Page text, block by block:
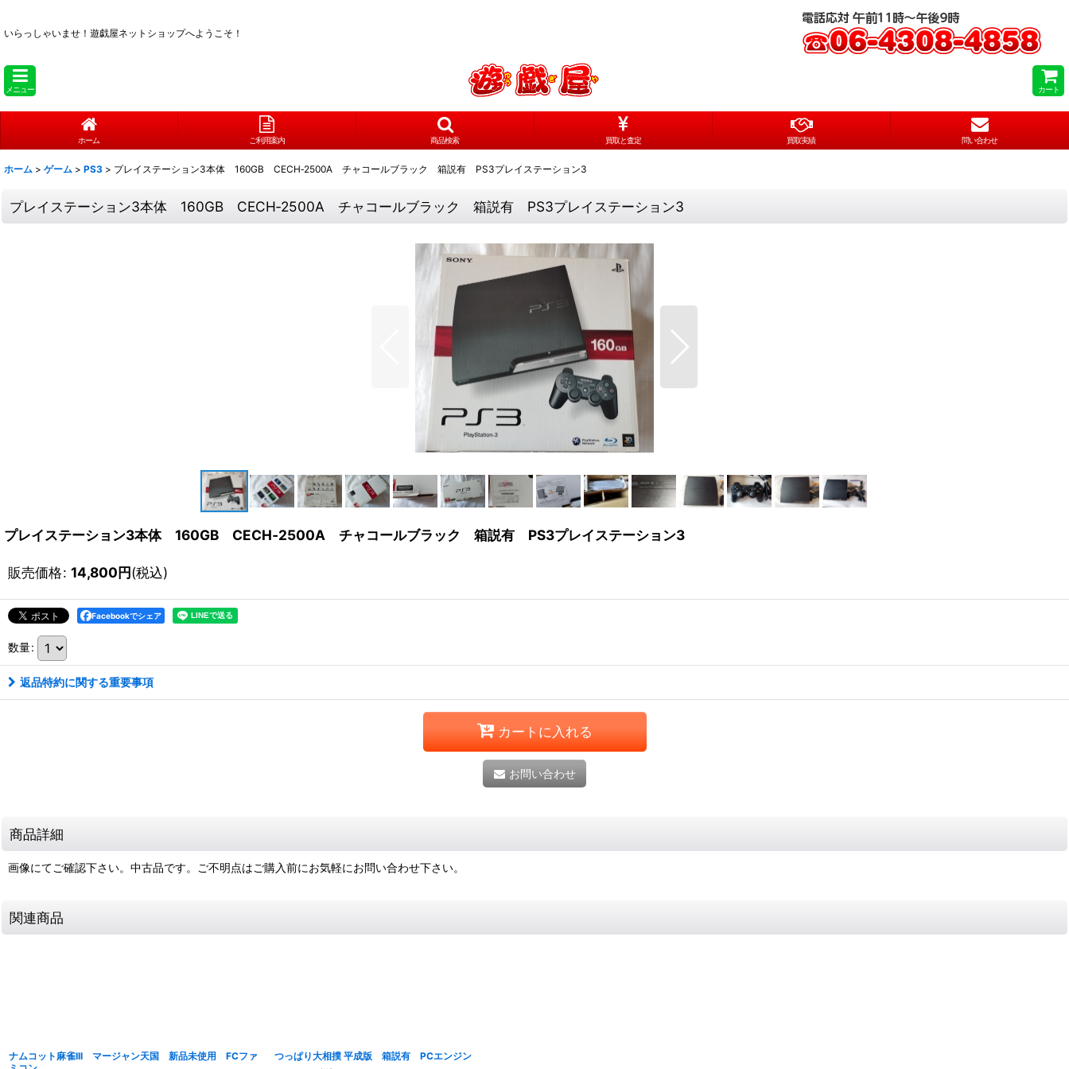
いらっしゃいませ！ 遊戯屋ネットショップへようこそ！
メニュー カート
ホーム ご利用案内 商品検索 買取と査定 買取実績 問い合わせ
ホーム > ゲーム > PS3 > プレイステーション3本体 160GB CECH‐2500A チャコールブラック 箱説有 PS3プレイステーション3
プレイステーション3本体 160GB CECH‐2500A チャコールブラック 箱説有 PS3プレイステーション3
プレイステーション3本体 160GB CECH‐2500A チャコールブラック 箱説有 PS3プレイステーション3
販売価格: 14,800円(税込)
Facebookでシェア
数量:
返品特約に関する重要事項
カートに入れる
お問い合わせ
商品詳細
画像にてご確認下さい。中古品です。ご不明点はご購入前にお気軽にお問い合わせ下さい。
関連商品
ナムコット麻雀III マージャン天国 新品未使用 FCファ
つっぱり大相撲 平成版 箱説有 PCエンジン